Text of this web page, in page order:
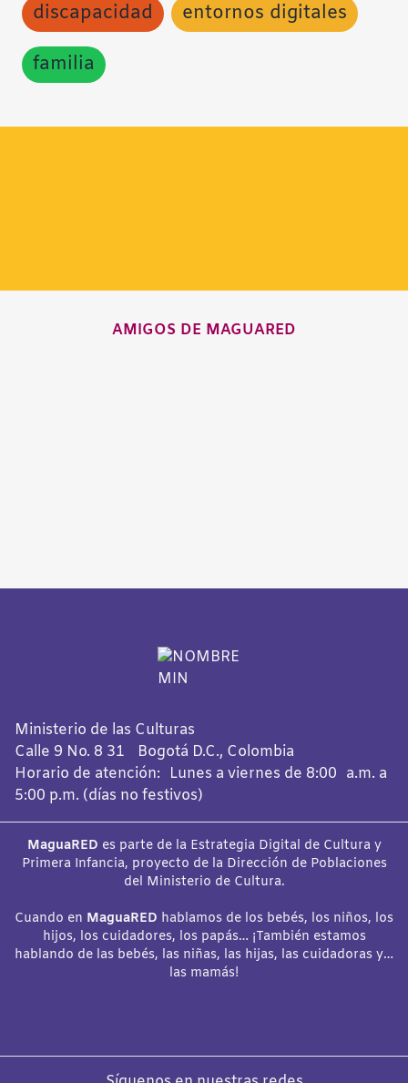
discapacidad
entornos digitales
familia
AMIGOS DE MAGUARED
Ministerio de las Culturas
Calle 9 No. 8 31 Bogotá D.C., Colombia
Horario de atención: Lunes a viernes de 8:00 a.m. a
5:00 p.m. (días no festivos)
MaguaRED es parte de la Estrategia Digital de Cultura y
Primera Infancia, proyecto de la Dirección de Poblaciones
del Ministerio de Cultura.
Cuando en MaguaRED hablamos de los bebés, los niños, los
hijos, los cuidadores, los papás… ¡También estamos
hablando de las bebés, las niñas, las hijas, las cuidadoras y…
las mamás!